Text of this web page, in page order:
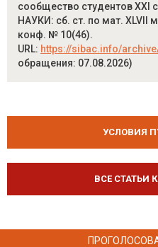
сообщество студентов
НАУКИ: сб. ст. по мат. XLVII
конф. № 10(46).
URL: https://sibac.info/
обращения: 07.08.2026)
УСЛОВИЯ
ВСЕ СТАТЬИ